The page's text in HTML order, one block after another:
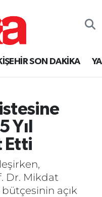
SON DAKİKA
Yıl
Etti
Dr. Mikdat
açık